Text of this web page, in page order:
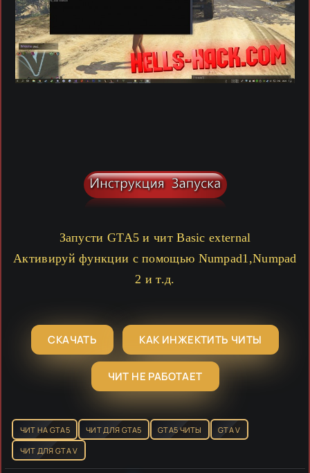
Запусти GTA5 и чит Basic external
Активируй функции с помощью Numpad1,Numpad
2 и т.д.
СКАЧАТЬ КАК ИНЖЕКТИТЬ ЧИТЫ
ЧИТ НЕ РАБОТАЕТ
ЧИТ НА GTA5 ЧИТ ДЛЯ GTA5 GTA5 ЧИТЫ
GTA V
ЧИТ ДЛЯ GTA V